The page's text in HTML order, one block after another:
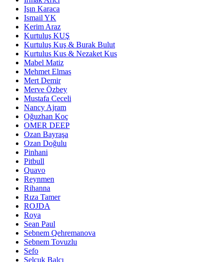
Işın Karaca
Ismail YK
Kerim Araz
Kurtuluş KUŞ
Kurtuluş Kuş & Burak Bulut
Kurtulus Kus & Nezaket Kus
Mabel Matiz
Mehmet Elmas
Mert Demir
Merve Özbey
Mustafa Ceceli
Nancy Ajram
Oğuzhan Koç
OMER DEEP
Ozan Bayraşa
Ozan Doğulu
Pinhani
Pitbull
Quavo
Reynmen
Rihanna
Rıza Tamer
ROJDA
Roya
Sean Paul
Sebnem Qehremanova
Sebnem Tovuzlu
Sefo
Selçuk Balcı